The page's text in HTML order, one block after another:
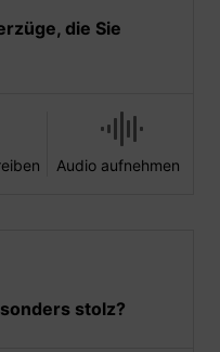
die Sie
Audio aufnehmen
stolz?